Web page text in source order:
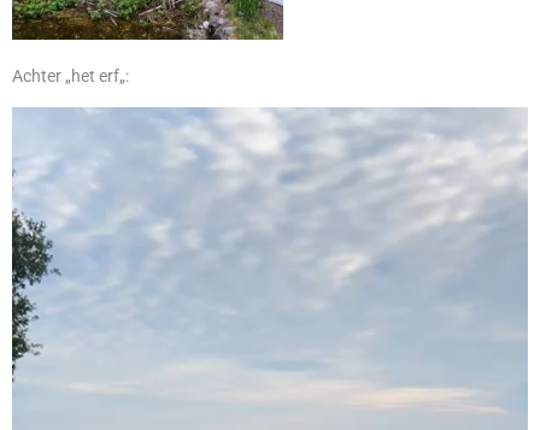
Achter „het erf„:
Videospeler